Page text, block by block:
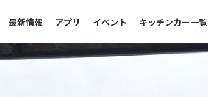
最新情報 アプリ イベント キッチンカー一覧